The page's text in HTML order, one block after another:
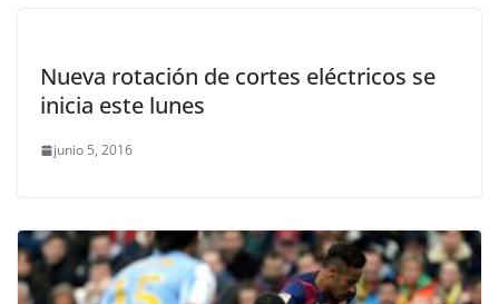
Nueva rotación de cortes eléctricos se
inicia este lunes
junio 5, 2016